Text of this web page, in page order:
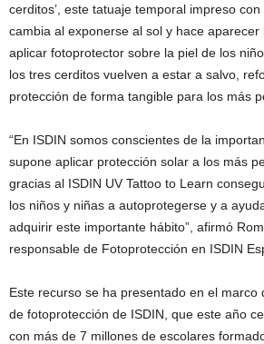
cerditos’, este tatuaje temporal impreso
cambia al exponerse al sol y hace
aplicar fotoprotector sobre la piel de los
los tres cerditos vuelven a estar a salvo,
protección de forma tangible para los más
“En ISDIN somos conscientes de la
supone aplicar protección solar a los más
gracias al ISDIN UV Tattoo to Learn
los niños y niñas a autoprotegerse y a
adquirir este importante hábito”, afirmó
responsable de Fotoprotección en ISDIN
Este recurso se ha presentado en el marco
de fotoprotección de ISDIN, que este año
con más de 7 millones de escolares